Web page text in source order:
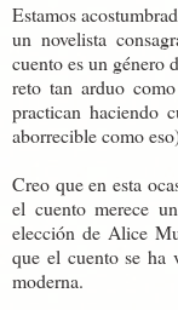
Estamos
un novelista
cuento es un género
reto tan arduo
practican haciendo
aborrecible como
Creo que en esta
el cuento merece
elección de Alice
que el cuento se ha
moderna.